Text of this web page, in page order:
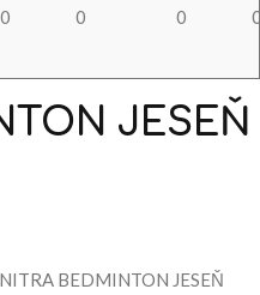
0 0 0
JESEŇ
BEDMINTON JESEŇ